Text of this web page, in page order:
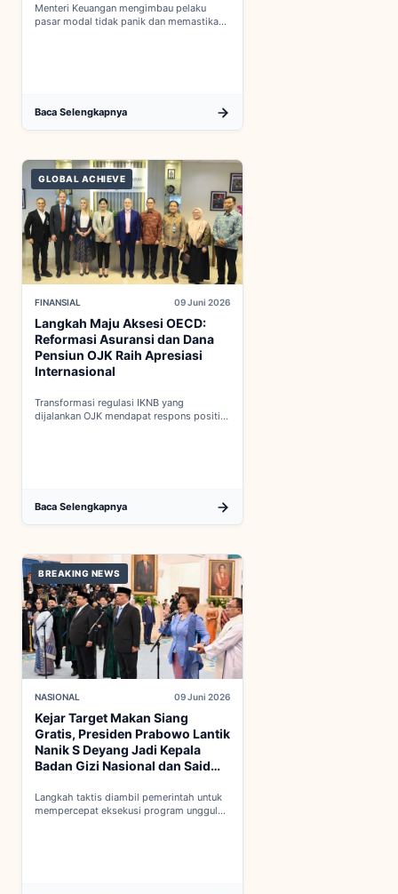
Menteri Keuangan mengimbau pelaku
pasar modal tidak panik dan memastikan
Baca Selengkapnya
GLOBAL ACHIEVE
FINANSIAL 09 Juni 2026
Langkah Maju Aksesi OECD:
Reformasi Asuransi dan Dana
Pensiun OJK Raih Apresiasi
Internasional
Transformasi regulasi IKNB yang
dijalankan OJK mendapat respons positif
Baca Selengkapnya
BREAKING NEWS
NASIONAL 09 Juni 2026
Kejar Target Makan Siang
Gratis, Presiden Prabowo Lantik
Nanik S Deyang Jadi Kepala
Badan Gizi Nasional dan Said
Langkah taktis diambil pemerintah untuk
mempercepat eksekusi program unggulan